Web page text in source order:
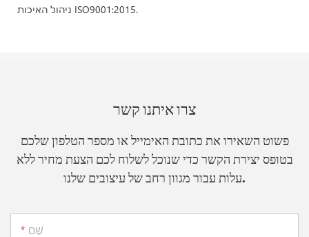
ניהול האיכות ISO9001:2015.
צרו איתנו קשר
פשוט השאירו את כתובת האימייל או מספר הטלפון שלכם
בטופס יצירת הקשר כדי שנוכל לשלוח לכם הצעת מחיר ללא
עלות עבור מגוון רחב של עיצובים שלנו.
שֵׁם